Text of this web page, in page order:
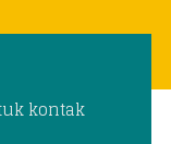
kontak